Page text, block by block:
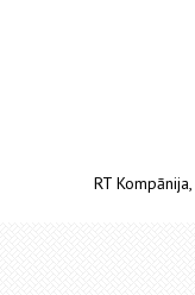
RT Kompānija,